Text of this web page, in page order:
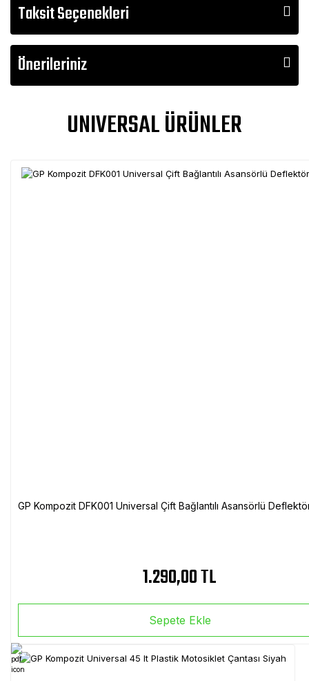
Taksit Seçenekleri
Önerileriniz
UNIVERSAL ÜRÜNLER
GP Kompozit DFK001 Universal Çift Bağlantılı Asansörlü
1.290,00 TL
Sepete Ekle